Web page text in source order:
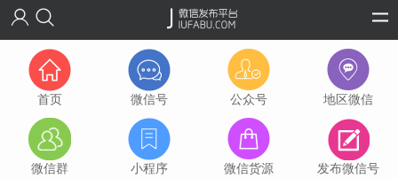
首页 微信号 公众号 地区微信
微信群 小程序 微信货源 发布微信号